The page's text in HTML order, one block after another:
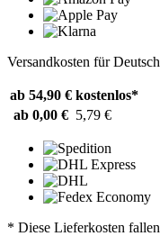
Versandkosten für
ab 54,90 € kostenlos*
ab 0,00 € 5,79 €
* Diese Lieferkosten